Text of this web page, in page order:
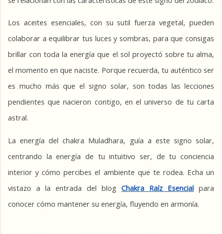
Los aceites esenciales, con su sutil fuerza vegetal, pueden
colaborar a equilibrar tus luces y sombras, para que consigas
brillar con toda la energía que el sol proyectó sobre tu alma,
el momento en que naciste. Porque recuerda, tu auténtico ser
es mucho más que el signo solar, son todas las lecciones
pendientes que nacieron contigo, en el universo de tu carta
astral.
La energía del chakra Muladhara, guía a este signo solar,
centrando la energía de tu intuitivo ser, de tu conciencia
interior y cómo percibes el ambiente que te rodea. Echa un
vistazo a la entrada del blog Chakra Raíz Esencial para
conocer cómo mantener su energía, fluyendo en armonía.